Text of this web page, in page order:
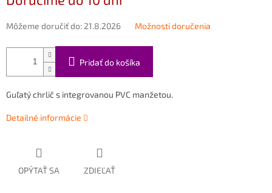
Môžeme doručiť do: 21.8.2026 Možnosti doručenia
Pridať do košíka
Guľatý chrlič s integrovanou PVC manžetou.
Detailné informácie
OPÝTAŤ SA ZDIEĽAŤ